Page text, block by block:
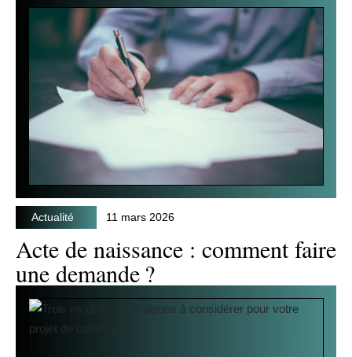
Actualité 11 mars 2026
Acte de naissance : comment faire
une demande ?